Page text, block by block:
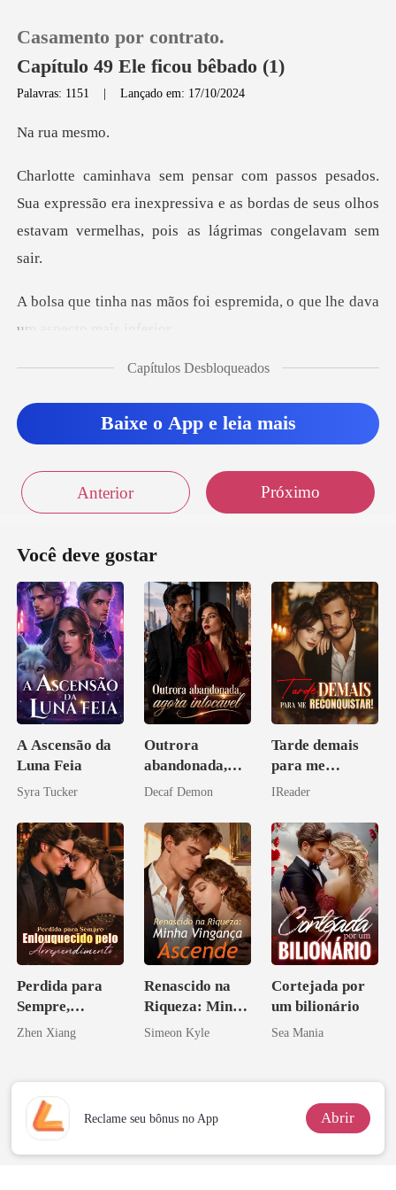
Loja
Histórico
Casamento por contrato.
Capítulo 49 Ele ficou bêbado (1)
Palavras: 1151 |Lançado em: 17/10/2024
ua m
expressão era inexpressiva e as bordas de seus olhos
foi espremida, o que lhe da
NGU
u na frente dela em alta
Capítulos Desbloqueados
Baixe o App e leia mais
Anterior Próximo
Você deve gostar
A Ascensão da
Luna Feia
Syra Tucker
Outrora
abandonada,
agora intocável
Decaf Demon
Tarde demais
para me
reconquistar!
IReader
Perdida para
Sempre,
Enlouquecido
o
Zhen Xiang
Renascido na
Riqueza: Minha
Vingança
Simeon Kyle
Cortejada por
um bilionário
Sea Mania
Reclame seu bônus no App Abrir